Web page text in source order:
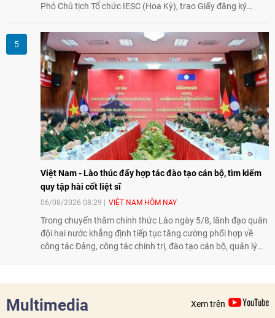
Phó Chủ tịch Tổ chức IESC (Hoa Kỳ), trao Giấy đăng ký
đổi về định hướng triển khai Dự án "Mở rộng Thương mại
Nông nghiệp và An toàn thực phẩm Hoa Kỳ - Việt Nam",
hướng tới thúc đẩy chuyển đổi số, hiện đại hóa nông nghiệp
và mở rộng hợp tác phát triển giữa hai nước.
Việt Nam - Lào thúc đẩy hợp tác đào tạo cán bộ, tìm kiếm
quy tập hài cốt liệt sĩ
06/08/2026 08:29 VIỆT NAM HÔM NAY
Trong chuyến thăm chính thức Lào ngày 5/8, lãnh đạo quân
đội hai nước khẳng định tiếp tục tăng cường phối hợp về
công tác Đảng, công tác chính trị, đào tạo cán bộ, quản lý
Multimedia Xem trên